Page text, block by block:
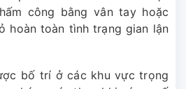
công bằng vân tay hoặc
hoàn toàn tình trạng gian lận
bố trí ở các khu vực trọng